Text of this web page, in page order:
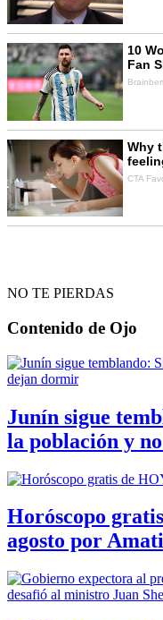
NO TE PIERDAS
Contenido de Ojo
Junín sigue
la población y
Horóscopo
agosto por